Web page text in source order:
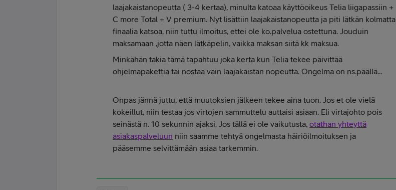
laajakaistanopeutta ( 3-4 kertaa), minulta katoaa käyttöoikeus Telia liigapassiin +
C more Total + V premium. Nyt lisättiin laajakaistanopeutta ja piti lätkän kolmatta
finaalia katsoa, niin tuttu ilmoitus, ettei ole ko.palvelua ostettuna. Jouduin
maksamaan ,jotta näen lätkäpelin, vaikka maksan siitä kk maksua.
Minkähän takia tämä tapahtuu joka kerta kun Telia tekee päivittää
ohjelmapakettia tai nostaa vain laajakaistan nopeutta. Ongelma on ns.päällä...
Onpas jännä juttu, että muutoksien jälkeen tekee aina tuon. Jos et ole vielä
kokeillut, niin testaa jos virtojen sammuttelu auttaisi asiaan. Eli virtajohto pois
seinästä n. 10 sekunnin ajaksi. Jos tällä ei ole vaikutusta, otathan yhteyttä
asiakaspalveluun niin saamme tehtyä ongelmasta häiriöilmoituksen ja
pääsemme selvittämään asiaa tarkemmin.